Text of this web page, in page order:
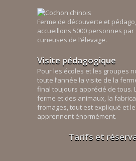
Ferme de découverte et
accueillons 5000 personnes par
curieuses de l’élevage.
Visite pédagogique
Pour les écoles et les groupes
toute l’année la visite de la
final toujours apprécié de tous.
ferme et des animaux, la
fromages, tout est expliqué et
apprennent énormément.
Tarifs et